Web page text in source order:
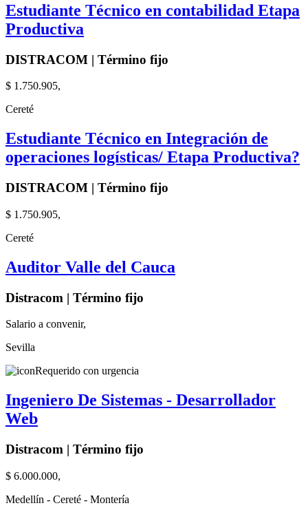
Estudiante Técnico en contabilidad Etapa
Productiva
DISTRACOM | Término fijo
$ 1.750.905,
Cereté
Estudiante Técnico en Integración de
operaciones logísticas/ Etapa Productiva?
DISTRACOM | Término fijo
$ 1.750.905,
Cereté
Auditor Valle del Cauca
Distracom | Término fijo
Salario a convenir,
Sevilla
Requerido con urgencia
Ingeniero De Sistemas - Desarrollador
Web
Distracom | Término fijo
$ 6.000.000,
Medellín - Cereté - Montería